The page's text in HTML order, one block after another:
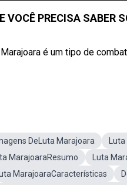
VOCÊ PRECISA
é um tipo de
DeLuta Marajoara
MarajoaraResumo Luta
MarajoaraCaracterísticas